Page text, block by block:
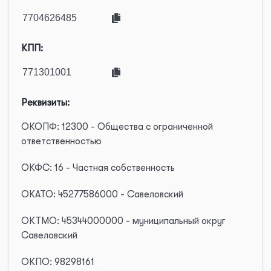
КПП:
Реквизиты:
ОКОПФ: 12300 - Общества с ограниченной
ответственностью
ОКФС: 16 - Частная собственность
ОКАТО: 45277586000 - Савеловский
ОКТМО: 45344000000 - муниципальный округ
Савеловский
ОКПО: 98298161